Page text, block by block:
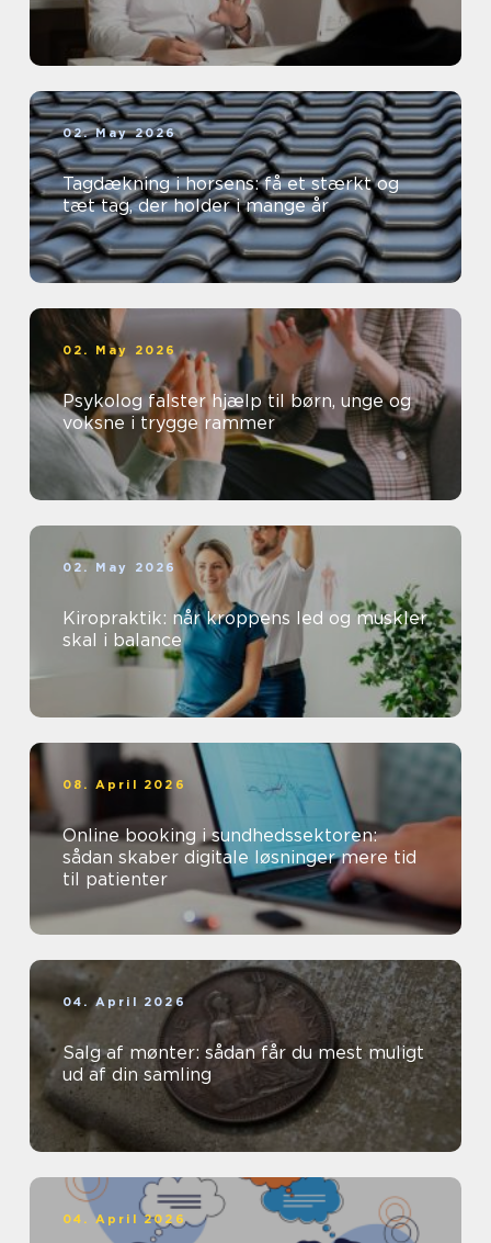
02. May 2026
Tagdækning i horsens: få et stærkt og
tæt tag, der holder i mange år
02. May 2026
Psykolog falster hjælp til børn, unge og
voksne i trygge rammer
02. May 2026
Kiropraktik: når kroppens led og muskler
skal i balance
08. April 2026
Online booking i sundhedssektoren:
sådan skaber digitale løsninger mere tid
til patienter
04. April 2026
Salg af mønter: sådan får du mest muligt
ud af din samling
04. April 2026